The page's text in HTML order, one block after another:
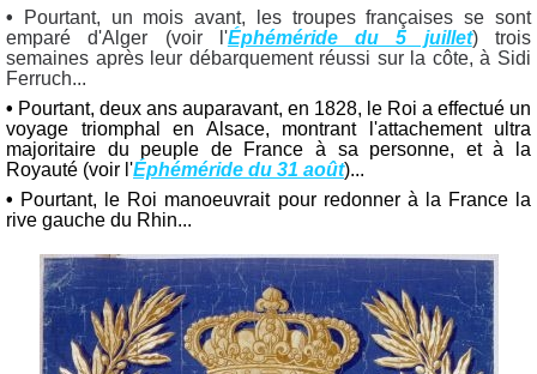
•
Pourtant, un mois avant, les troupes françaises se sont
emparé d'Alger (voir l'Éphéméride du 5 juillet) trois
semaines après leur débarquement réussi sur la côte, à Sidi
Ferruch...
• Pourtant, deux ans auparavant, en 1828, le Roi a effectué un
voyage triomphal en Alsace, montrant l'attachement ultra
majoritaire du peuple de France à sa personne, et à la
Royauté (voir l'Éphéméride du 31 août)...
• Pourtant, le Roi manoeuvrait pour redonner à la France la
rive gauche du Rhin...